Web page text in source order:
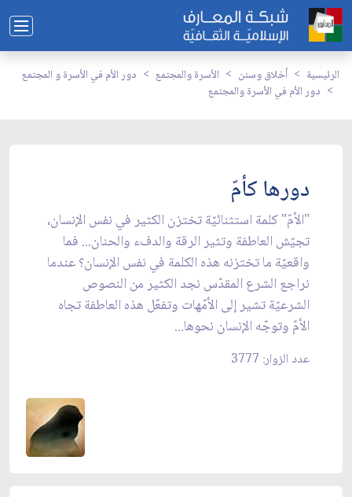
الرئيسية أخلاق وسنن الأسرة والمجتمع
دور الأم في الأسرة و المجتمع
دور الأم في الأسرة والمجتمع
دورها كأمّ
"الأمّ" كلمة استثنائيّة تختزن الكثير في نفس الإنسان،
تجيّش العاطفة وتثير الرقة والدفء والحنان... فما
واقعيّة ما تختزنه هذه الكلمة في نفس الإنسان؟ عندما
نراجع الشرع المقدّس نجد الكثير من النصوص
الشرعيّة تشير إلى الأمّهات وتفعّل هذه العاطفة تجاه
الأمّ وتوجّه الإنسان نحوها...
عدد الزوار: 3777